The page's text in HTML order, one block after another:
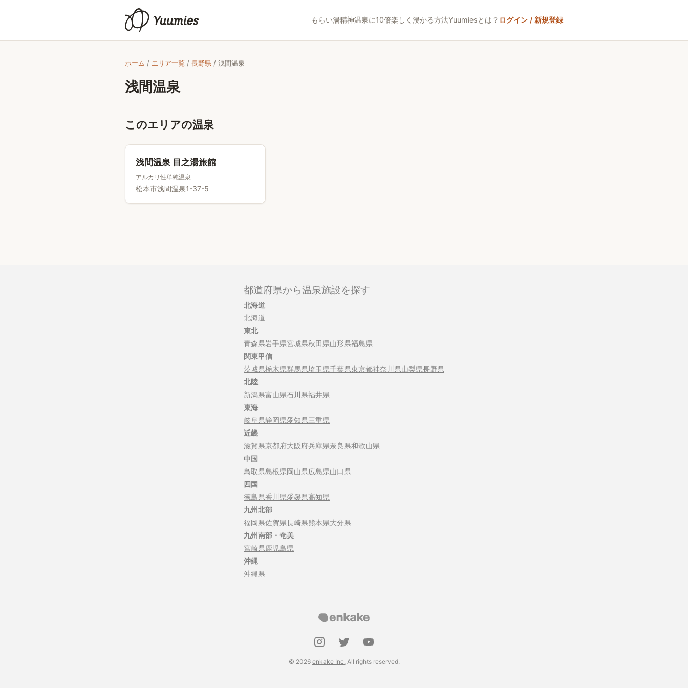
もらい湯精神温泉に10倍楽しく浸かる方法Yuumiesとは？ ログイン / 新規登録
ホーム / エリア一覧 / 長野県 / 浅間温泉
浅間温泉
このエリアの温泉
浅間温泉 目之湯旅館
アルカリ性単純温泉
松本市浅間温泉1-37-5
都道府県から温泉施設を探す
北海道
北海道
東北
青森県岩手県宮城県秋田県山形県福島県
関東甲信
茨城県栃木県群馬県埼玉県千葉県東京都神奈川県山梨県長野県
北陸
新潟県富山県石川県福井県
東海
岐阜県静岡県愛知県三重県
近畿
滋賀県京都府大阪府兵庫県奈良県和歌山県
中国
鳥取県島根県岡山県広島県山口県
四国
徳島県香川県愛媛県高知県
九州北部
福岡県佐賀県長崎県熊本県大分県
九州南部・奄美
宮崎県鹿児島県
沖縄
沖縄県
© 2026 enkake Inc.All rights reserved.